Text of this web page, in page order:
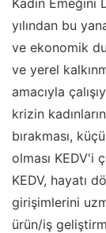
yılından bu
ve ekonomik
ve yerel
amacıyla
krizin
bırakması,
olması KEDV'i
KEDV, hayatı
girişimlerini
ürün/iş